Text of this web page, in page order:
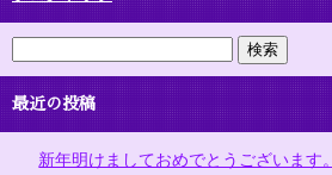
最近の投稿
新年明けましておめでとうございます。